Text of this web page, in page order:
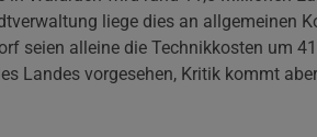
liege dies an allgemeinen
seien alleine die Technikkosten um
Landes vorgesehen, Kritik kommt